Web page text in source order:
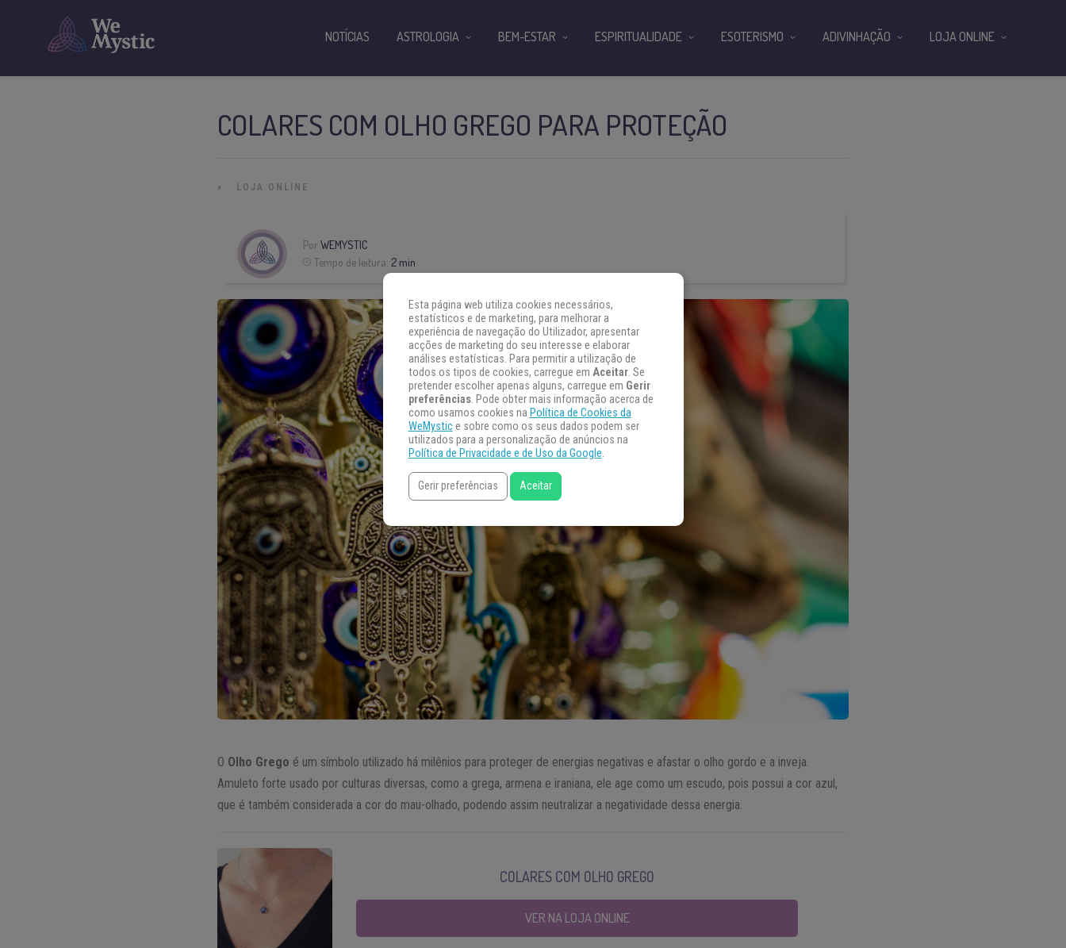
COLARES COM OLHO GREGO PARA PROTEÇÃO
» LOJA ONLINE
PorWEMYSTIC
Tempo de leitura: 2 min
O Olho Grego é um símbolo utilizado há milênios para proteger de energias negativas e afastar o olho gordo e a inveja.
Amuleto forte usado por culturas diversas, como a grega, armena e iraniana, ele age como um escudo, pois possui a cor azul,
que é também considerada a cor do mau-olhado, podendo assim neutralizar a negatividade dessa energia.
COLARES COM OLHO GREGO
VER NA LOJA ONLINE
NOTÍCIAS ASTROLOGIA BEM-ESTAR ESPIRITUALIDADE ESOTERISMO ADIVINHAÇÃO LOJA ONLINE
Esta página web utiliza cookies necessários,
estatísticos e de marketing, para melhorar a
experiência de navegação do Utilizador, apresentar
acções de marketing do seu interesse e elaborar
análises estatísticas. Para permitir a utilização de
todos os tipos de cookies, carregue em Aceitar. Se
pretender escolher apenas alguns, carregue em Gerir
preferências. Pode obter mais informação acerca de
como usamos cookies na Política de Cookies da
WeMystice sobre como os seus dados podem ser
utilizados para a personalização de anúncios na
Política de Privacidade e de Uso da Google.
Gerir preferências Aceitar